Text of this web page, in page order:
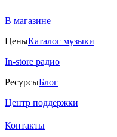
В магазине
ЦеныКаталог музыки
In-store радио
РесурсыБлог
Центр поддержки
Контакты